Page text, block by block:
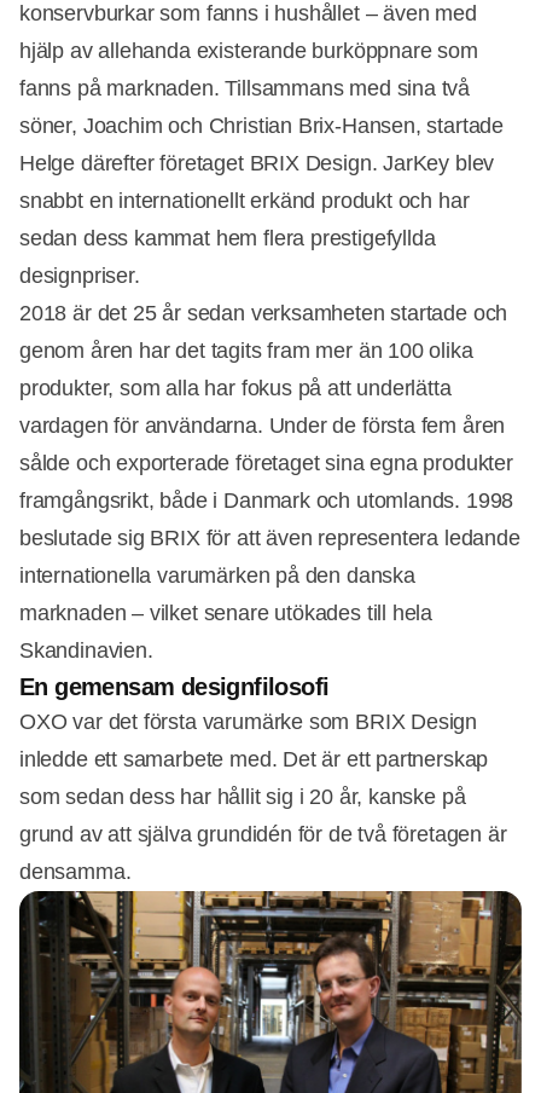
konservburkar som fanns i hushållet – även med
hjälp av allehanda existerande burköppnare som
fanns på marknaden. Tillsammans med sina två
söner, Joachim och Christian Brix-Hansen, startade
Helge därefter företaget BRIX Design. JarKey blev
snabbt en internationellt erkänd produkt och har
sedan dess kammat hem flera prestigefyllda
designpriser.
2018 är det 25 år sedan verksamheten startade och
genom åren har det tagits fram mer än 100 olika
produkter, som alla har fokus på att underlätta
vardagen för användarna. Under de första fem åren
sålde och exporterade företaget sina egna produkter
framgångsrikt, både i Danmark och utomlands. 1998
beslutade sig BRIX för att även representera ledande
internationella varumärken på den danska
marknaden – vilket senare utökades till hela
Skandinavien.
En gemensam designfilosofi
OXO var det första varumärke som BRIX Design
inledde ett samarbete med. Det är ett partnerskap
som sedan dess har hållit sig i 20 år, kanske på
grund av att själva grundidén för de två företagen är
densamma.